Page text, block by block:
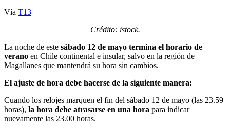
Vía T13
Crédito: istock.
La noche de este sábado 12 de mayo termina el horario de
verano en Chile continental e insular, salvo en la región de
Magallanes que mantendrá su hora sin cambios.
El ajuste de hora debe hacerse de la siguiente manera:
Cuando los relojes marquen el fin del sábado 12 de mayo (las 23.59
horas), la hora debe atrasarse en una hora para indicar
nuevamente las 23.00 horas.